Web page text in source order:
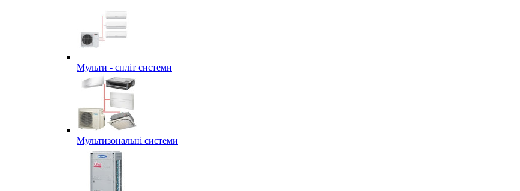
Мульти - спліт системи
Мультизональні системи